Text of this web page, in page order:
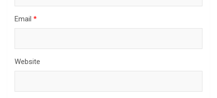
Email *
Website